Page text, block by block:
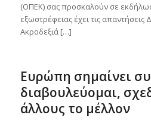
(ΟΠΕΚ) σας προσκαλούν σε
εξωστρέφειας έχει τις απαντήσεις
Ακροδεξιά […]
Ευρώπη σημαίνει
διαβουλεύομαι,
άλλους το μέλλον